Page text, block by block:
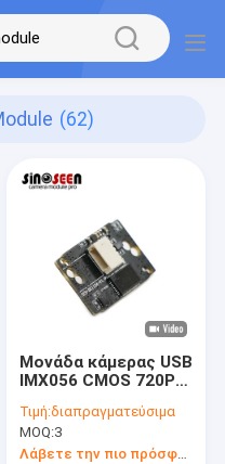
(62)
Μονάδα κάμερας USB
IMX056 CMOS 720P
Εστίασης
Τιμή:διαπραγματεύσιμα
MOQ:3